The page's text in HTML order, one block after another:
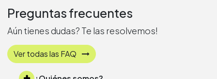
Preguntas frecuentes
Aún tienes dudas? Te las resolvemos!
Ver todas las FAQ